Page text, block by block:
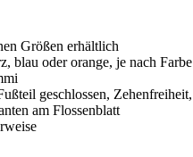
Größen erhältlich
blau oder orange, je nach Farbe
geschlossen, Zehenfreiheit,
am Flossenblatt